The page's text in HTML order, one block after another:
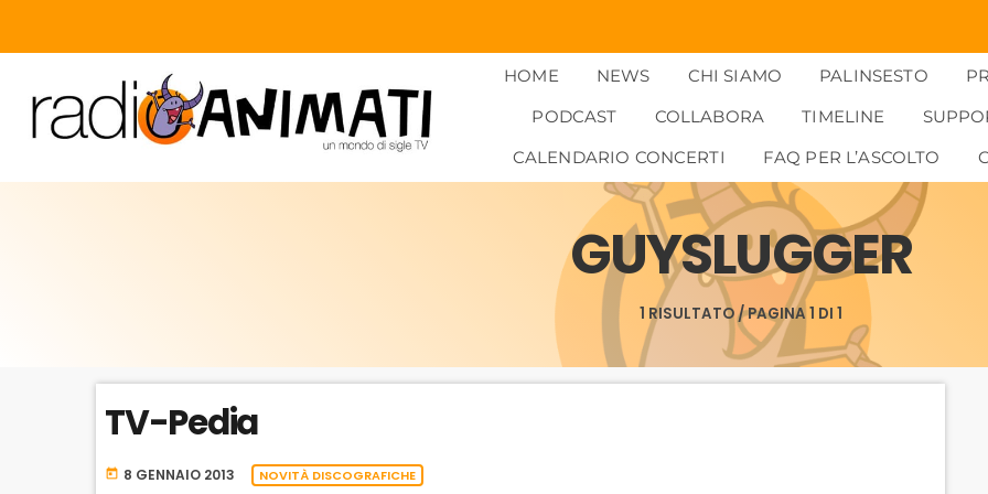
HOME NEWS CHI SIAMO PALINSESTO
PODCAST
COLLABORA TIMELINE
CALENDARIO CONCERTI
FAQ PER L’ASCOLTO
GUYSLUGGER
1 RISULTATO / PAGINA 1 DI 1
TV-Pedia
today 8 GENNAIO 2013 NOVITÀ DISCOGRAFICHE